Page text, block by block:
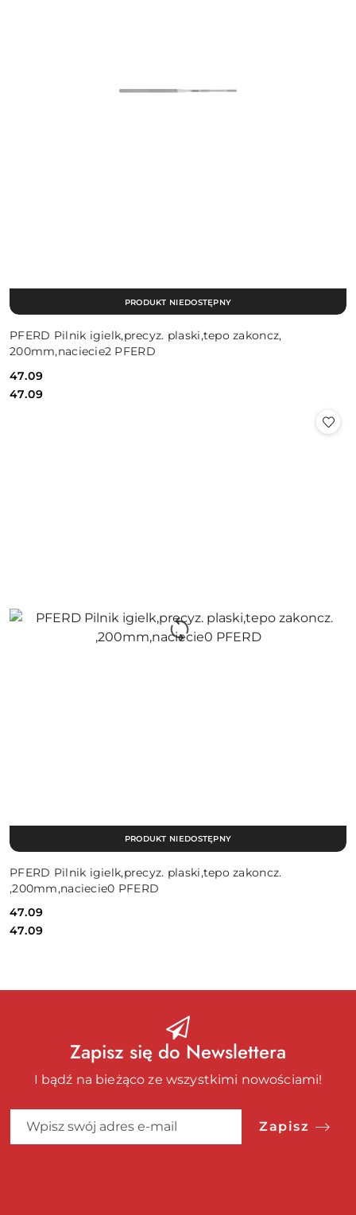
PFERD Pilnik igielk,precyz. plaski,tepo zakoncz,
200mm,naciecie2 PFERD
Cena:
47.09
Cena:
47.09
PRODUKT NIEDOSTĘPNY
PFERD Pilnik igielk,precyz. plaski,tepo zakoncz.
,200mm,naciecie0 PFERD
Cena:
47.09
Cena:
47.09
PRODUKT NIEDOSTĘPNY
Zapisz się do Newslettera
I bądź na bieżąco ze wszystkimi nowościami!
Zapisz